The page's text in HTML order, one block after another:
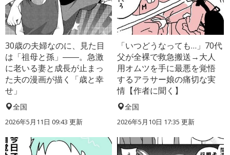
30歳の夫婦なのに、見た目
は「祖母と孫」――。急激
に老いる妻と成長が止まっ
た夫の漫画が描く「歳と幸
せ」
全国
2026年5月11日 09:43 更新
「いつどうなっても…」70代
父が全裸で救急搬送→大人
用オムツを手に最悪を覚悟
するアラサー娘の痛切な実
情【作者に聞く】
全国
2026年5月10日 17:35 更新